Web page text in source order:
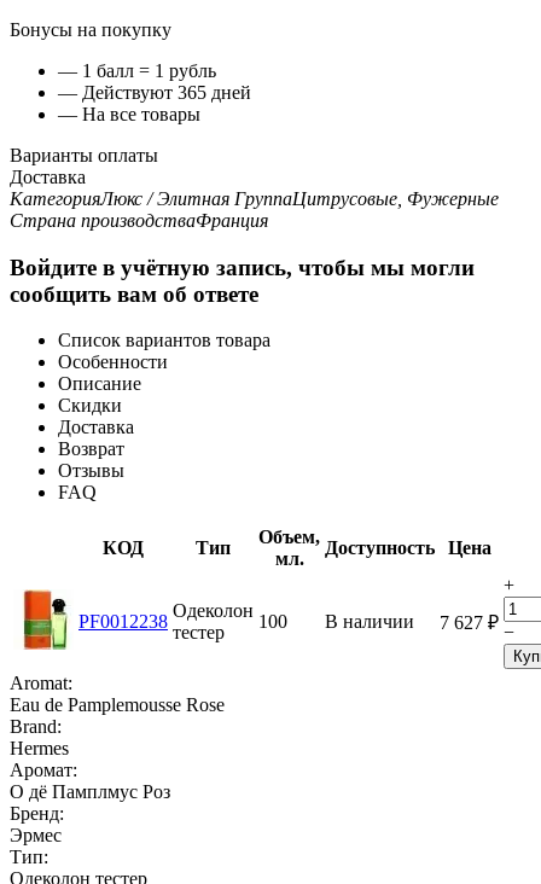
Бонусы на покупку
— 1 балл = 1 рубль
— Действуют 365 дней
— На все товары
Варианты оплаты
Доставка
КатегорияЛюкс / Элитная ГруппаЦитрусовые, Фужерные
Страна производстваФранция
Войдите в учётную запись, чтобы мы могли
сообщить вам об ответе
Список вариантов товара
Особенности
Описание
Скидки
Доставка
Возврат
Отзывы
FAQ
КОД Тип
Объем,
мл.
Доступность Цена
PF0012238
Одеколон
тестер
100 В наличии 7 627 ₽
+
−
Aromat:
Eau de Pamplemousse Rose
Brand:
Hermes
Аромат:
О дё Памплмус Роз
Бренд:
Эрмес
Тип:
Одеколон тестер